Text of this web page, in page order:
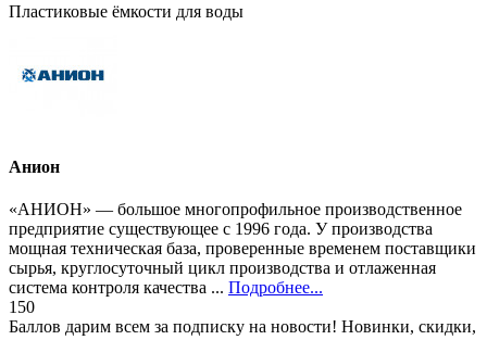
Пластиковые ёмкости для воды
Анион
«АНИОН» — большое многопрофильное производственное
предприятие существующее с 1996 года. У производства
мощная техническая база, проверенные временем поставщики
сырья, круглосуточный цикл производства и отлаженная
система контроля качества ... Подробнее...
150
Баллов дарим всем за подписку на новости! Новинки, скидки,